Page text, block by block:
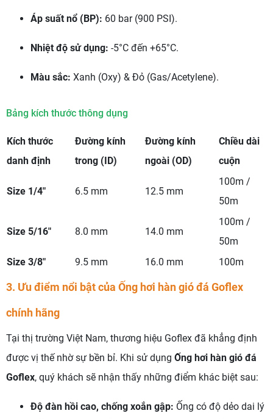
Áp suất nổ (BP): 60 bar (900 PSI).
Nhiệt độ sử dụng: -5°C đến +65°C.
Màu sắc: Xanh (Oxy) & Đỏ (Gas/Acetylene).
Bảng kích thước thông dụng
Kích thước
danh định
Đường kính
trong (ID)
Đường kính
ngoài (OD)
Chiều dài
cuộn
Size 1/4" 6.5 mm 12.5 mm
100m /
50m
Size 5/16" 8.0 mm 14.0 mm
100m /
50m
Size 3/8"
9.5 mm 16.0 mm 100m
3. Ưu điểm nổi bật của Ống hơi hàn gió đá Goflex
chính hãng
Tại thị trường Việt Nam, thương hiệu Goflex đã khẳng định
được vị thế nhờ sự bền bỉ. Khi sử dụng Ống hơi hàn gió đá
Goflex, quý khách sẽ nhận thấy những điểm khác biệt sau:
Độ đàn hồi cao, chống xoắn gập: Ống có độ dẻo dai lý